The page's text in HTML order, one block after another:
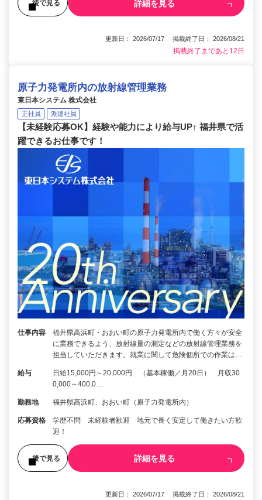
後で見る 詳細を見る
更新日： 2026/07/17 掲載終了日： 2026/08/21
掲載終了まであと12日
原子力発電所内の放射線管理業務
東日本システム 株式会社
正社員 派遣社員
【未経験応募OK】経験や能力により給与UP↑ 福井県で活
躍できるお仕事です！
仕事内容
福井県高浜町・おおい町の原子力発電所内で働く方々が安全
に業務できるよう、放射線量の測定などの放射線管理業務を
担当していただきます。就業に関して危険個所での作業は…
給与
日給15,000円～20,000円 （基本稼働／月20日） 月収30
0,000～400,0…
勤務地 福井県高浜町、おおい町（原子力発電所内）
応募資格
学歴不問 未経験者歓迎 地元で長く安定して働きたい方歓
迎！
後で見る 詳細を見る
更新日： 2026/07/17 掲載終了日： 2026/08/21